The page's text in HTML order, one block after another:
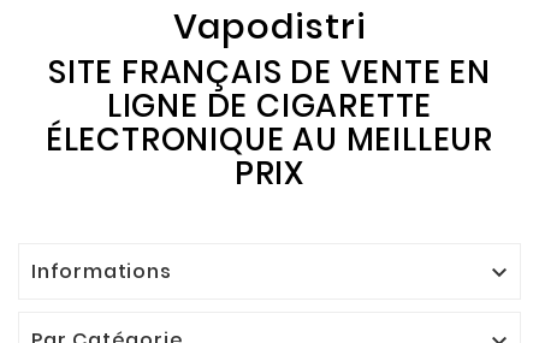
Vapodistri
SITE FRANÇAIS DE VENTE EN
LIGNE DE CIGARETTE
ÉLECTRONIQUE AU MEILLEUR
PRIX
Informations 